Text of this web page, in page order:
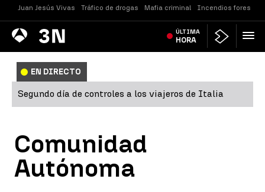
Juan Jesús Vivas Tráfico de drogas Mafia criminal Incendios
Antena
3 Noticias ÚLTIMA
HORA
EN DIRECTO
Segundo día de controles a los viajeros de Italia
Comunidad
Autónoma